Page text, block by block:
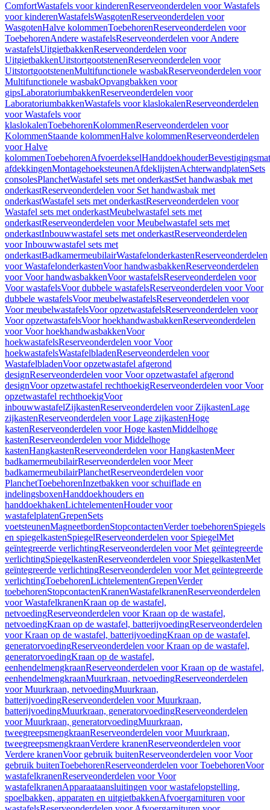
ComfortWastafels voor kinderenReserveonderdelen voor Wastafels
voor kinderenWastafelsWasgotenReserveonderdelen voor
WasgotenHalve kolommenToebehorenReserveonderdelen voor
ToebehorenAndere wastafelsReserveonderdelen voor Andere
wastafelsUitgietbakkenReserveonderdelen voor
UitgietbakkenUitstortgootstenenReserveonderdelen voor
UitstortgootstenenMultifunctionele wasbakReserveonderdelen voor
Multifunctionele wasbakOpvangbakken voor
gipsLaboratoriumbakkenReserveonderdelen voor
LaboratoriumbakkenWastafels voor klaslokalenReserveonderdelen
voor Wastafels voor
klaslokalenToebehorenKolommenReserveonderdelen voor
KolommenStaande kolommenHalve kolommenReserveonderdelen
voor Halve
kolommenToebehorenAfvoerdekselHanddoekhouder
afdekkingenMontagehoeksteunenAfdeklijstenAchterwandplatenSets
consolesPlanchetWastafel sets met onderkastSet handwasbak met
onderkastReserveonderdelen voor Set handwasbak met
onderkastWastafel sets met onderkastReserveonderdelen voor
Wastafel sets met onderkastMeubelwastafel sets met
onderkastReserveonderdelen voor Meubelwastafel sets met
onderkastInbouwwastafel sets met onderkastReserveonderdelen
voor Inbouwwastafel sets met
onderkastBadkamermeubilairWastafelonderkastenReserveonderdelen
voor WastafelonderkastenVoor handwasbakkenReserveonderdelen
voor Voor handwasbakkenVoor wastafelsReserveonderdelen voor
Voor wastafelsVoor dubbele wastafelsReserveonderdelen voor Voor
dubbele wastafelsVoor meubelwastafelsReserveonderdelen voor
Voor meubelwastafelsVoor opzetwastafelsReserveonderdelen voor
Voor opzetwastafelsVoor hoekhandwasbakkenReserveonderdelen
voor Voor hoekhandwasbakkenVoor
hoekwastafelsReserveonderdelen voor Voor
hoekwastafelsWastafelbladenReserveonderdelen voor
WastafelbladenVoor opzetwastafel afgerond
designReserveonderdelen voor Voor opzetwastafel afgerond
designVoor opzetwastafel rechthoekigReserveonderdelen voor Voor
opzetwastafel rechthoekigVoor
inbouwwastafelZijkastenReserveonderdelen voor ZijkastenLage
zijkastenReserveonderdelen voor Lage zijkastenHoge
kastenReserveonderdelen voor Hoge kastenMiddelhoge
kastenReserveonderdelen voor Middelhoge
kastenHangkastenReserveonderdelen voor HangkastenMeer
badkamermeubilairReserveonderdelen voor Meer
badkamermeubilairPlanchetReserveonderdelen voor
PlanchetToebehorenInzetbakken voor schuiflade en
indelingsboxenHanddoekhouders en
handdoekhakenLichtelementenHouder voor
wastafelplatenGrepenSets
voetsteunenMagneetbordenStopcontactenVerder toebehorenSpiegels
en spiegelkastenSpiegelReserveonderdelen voor SpiegelMet
geïntegreerde verlichtingReserveonderdelen voor Met geïntegreerde
verlichtingSpiegelkastenReserveonderdelen voor SpiegelkastenMet
geïntegreerde verlichtingReserveonderdelen voor Met geïntegreerde
verlichtingToebehorenLichtelementenGrepenVerder
toebehorenStopcontactenKranenWastafelkranenReserveonderdelen
voor WastafelkranenKraan op de wastafel,
netvoedingReserveonderdelen voor Kraan op de wastafel,
netvoedingKraan op de wastafel, batterijvoedingReserveonderdelen
voor Kraan op de wastafel, batterijvoedingKraan op de wastafel,
generatorvoedingReserveonderdelen voor Kraan op de wastafel,
generatorvoedingKraan op de wastafel,
eenhendelmengkraanReserveonderdelen voor Kraan op de wastafel,
eenhendelmengkraanMuurkraan, netvoedingReserveonderdelen
voor Muurkraan, netvoedingMuurkraan,
batterijvoedingReserveonderdelen voor Muurkraan,
batterijvoedingMuurkraan, generatorvoedingReserveonderdelen
voor Muurkraan, generatorvoedingMuurkraan,
tweegreepsmengkraanReserveonderdelen voor Muurkraan,
tweegreepsmengkraanVerdere kranenReserveonderdelen voor
Verdere kranenVoor gebruik buitenReserveonderdelen voor Voor
gebruik buitenToebehorenReserveonderdelen voor ToebehorenVoor
wastafelkranenReserveonderdelen voor Voor
wastafelkranenApparaataansluitingen voor wastafelopstelling,
spoelbakken, apparaten en uitgietbakkenAfvoergarnituren voor